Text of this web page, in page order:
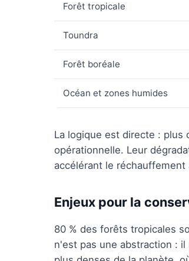
Forêt tropicale
Toundra
Forêt boréale
Océan et zones humides
La logique est directe : plus
opérationnelle. Leur
accélérant le
Enjeux pour la
80 % des forêts tropicales
n'est pas une abstraction :